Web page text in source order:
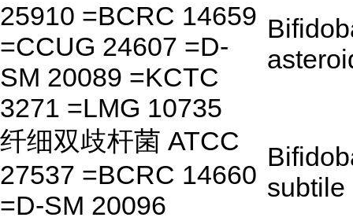
25910 =BCRC 14659
=CCUG 24607 =D-
SM 20089 =KCTC
3271 =LMG 10735
纤细双歧杆菌 ATCC
27537 =BCRC 14660
=D-SM 20096
subtile